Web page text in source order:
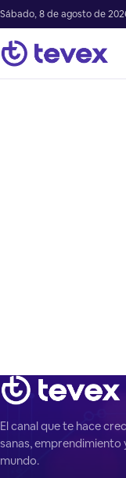
Sábado, 8 de agosto de
El canal que te hace
sanas, emprendimiento
mundo.